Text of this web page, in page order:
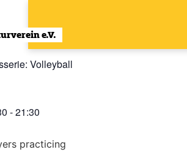
Volleyball
-21:30